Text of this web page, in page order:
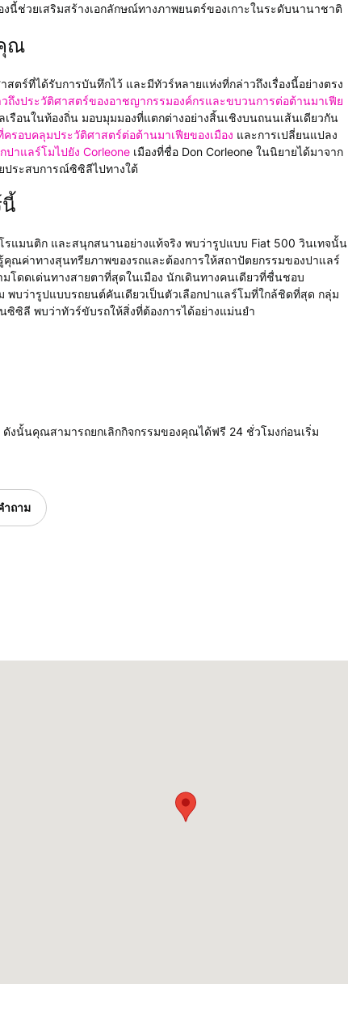
นี้ช่วยเสริมสร้างเอกลักษณ์ทางภาพยนตร์ของเกาะในระดับนานาชาติ
ณ
ร์ที่ได้รับการบันทึกไว้ และมีทัวร์หลายแห่งที่กล่าวถึงเรื่องนี้อย่างตรง
ถึงประวัติศาสตร์ของอาชญากรรมองค์กรและขบวนการต่อต้านมาเฟีย
รือนในท้องถิ่น มอบมุมมองที่แตกต่างอย่างสิ้นเชิงบนถนนเส้นเดียวกัน
รอบคลุมประวัติศาสตร์ต่อต้านมาเฟียของเมือง และการเปลี่ยนแปลง
ปาแลร์โมไปยัง Corleone เมืองที่ชื่อ Don Corleone ในนิยายได้มาจาก
ประสบการณ์ซิซิลีไปทางใต้
แมนติก และสนุกสนานอย่างแท้จริง พบว่ารูปแบบ Fiat 500 วินเทจนั้น
ณค่าทางสุนทรียภาพของรถและต้องการให้สถาปัตยกรรมของปาแลร์
ดดเด่นทางสายตาที่สุดในเมือง นักเดินทางคนเดียวที่ชื่นชอบ
บว่ารูปแบบรถยนต์คันเดียวเป็นตัวเลือกปาแลร์โมที่ใกล้ชิดที่สุด กลุ่ม
ซิซิลี พบว่าทัวร์ขับรถให้สิ่งที่ต้องการได้อย่างแม่นยำ
งนั้นคุณสามารถยกเลิกกิจกรรมของคุณได้ฟรี 24 ชั่วโมงก่อนเริ่ม
ำถาม